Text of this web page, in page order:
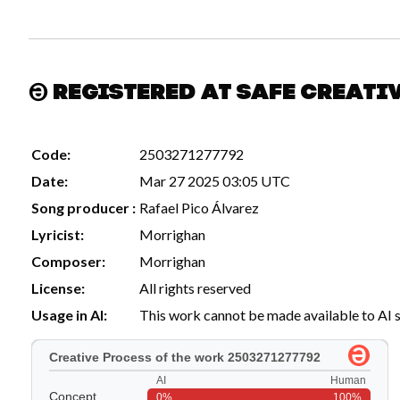
Registered at Safe
Code:
2503271277792
Date:
Mar 27 2025 03:05 UTC
Song producer : Rafael Pico Álvarez
Lyricist:
Morrighan
Composer:
Morrighan
License:
All rights reserved
Usage in AI:
This work cannot be made available to AI